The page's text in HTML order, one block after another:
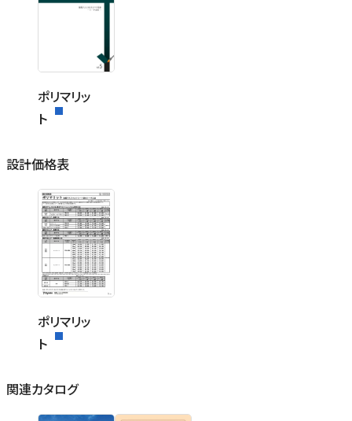
ポリマリッ
ト
設計価格表
ポリマリッ
ト
関連カタログ